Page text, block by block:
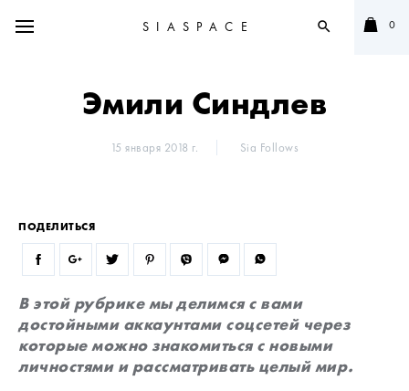
SIASPACE search 0
Эмили Синдлев
15 января 2018 г. Sia Follows
ПОДЕЛИТЬСЯ
В этой рубрике мы делимся с вами
достойными аккаунтами соцсетей через
которые можно знакомиться с новыми
личностями и рассматривать целый мир.